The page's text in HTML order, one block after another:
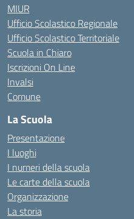
MIUR
Ufficio Scolastico Regionale
Ufficio Scolastico Territoriale
Scuola in Chiaro
Iscrizioni On Line
Invalsi
Comune
La Scuola
Presentazione
I luoghi
I numeri della scuola
Le carte della scuola
Organizzazione
La storia